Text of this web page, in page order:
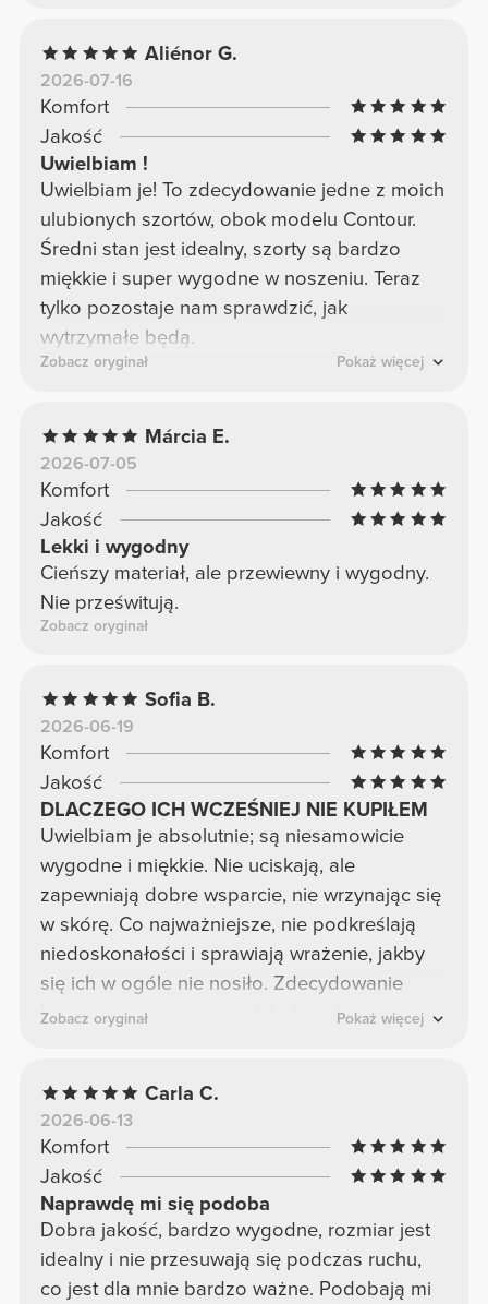
Aliénor G.
2026-07-16
Komfort
Jakość
Uwielbiam !
Uwielbiam je! To zdecydowanie jedne z moich
ulubionych szortów, obok modelu Contour.
Średni stan jest idealny, szorty są bardzo
miękkie i super wygodne w noszeniu. Teraz
tylko pozostaje nam sprawdzić, jak
wytrzymałe będą.
Zobacz oryginał Pokaż więcej
Márcia E.
2026-07-05
Komfort
Jakość
Lekki i wygodny
Cieńszy materiał, ale przewiewny i wygodny.
Nie prześwitują.
Zobacz oryginał
Sofia B.
2026-06-19
Komfort
Jakość
DLACZEGO ICH WCZEŚNIEJ NIE KUPIŁEM
Uwielbiam je absolutnie; są niesamowicie
wygodne i miękkie. Nie uciskają, ale
zapewniają dobre wsparcie, nie wrzynając się
w skórę. Co najważniejsze, nie podkreślają
niedoskonałości i sprawiają wrażenie, jakby
się ich w ogóle nie nosiło. Zdecydowanie
kupię je również w innych kolorach.
Zobacz oryginał Pokaż więcej
Carla C.
2026-06-13
Komfort
Jakość
Naprawdę mi się podoba
Dobra jakość, bardzo wygodne, rozmiar jest
idealny i nie przesuwają się podczas ruchu,
co jest dla mnie bardzo ważne. Podobają mi